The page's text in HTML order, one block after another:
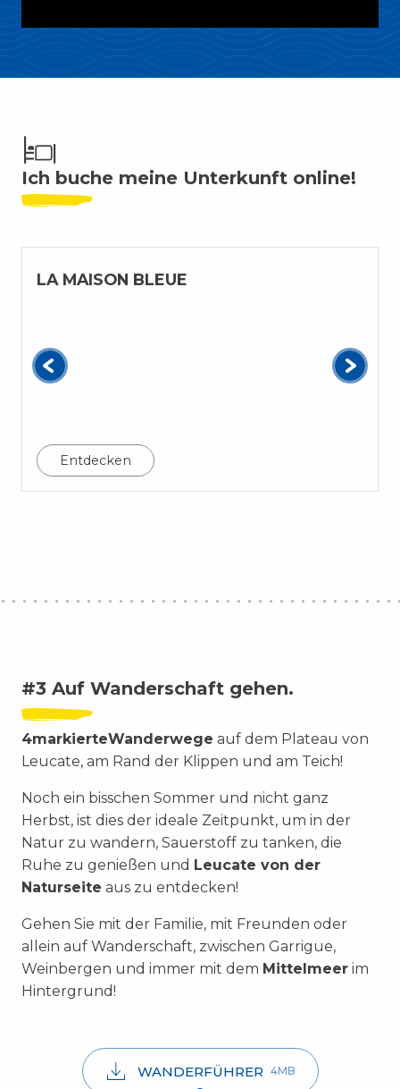
Ich buche meine Unterkunft online!
LA MAISON BLEUE
Entdecken
#3 Auf Wanderschaft gehen.
4markierteWanderwege auf dem Plateau von
Leucate, am Rand der Klippen und am Teich!
Noch ein bisschen Sommer und nicht ganz
Herbst, ist dies der ideale Zeitpunkt, um in der
Natur zu wandern, Sauerstoff zu tanken, die
Ruhe zu genießen und Leucate von der
Naturseite aus zu entdecken!
Gehen Sie mit der Familie, mit Freunden oder
allein auf Wanderschaft, zwischen Garrigue,
Weinbergen und immer mit dem Mittelmeer im
Hintergrund!
WANDERFÜHRER 4MB